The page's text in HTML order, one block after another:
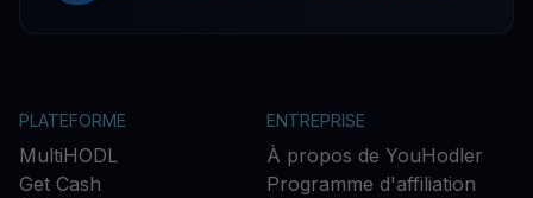
PLATEFORME
MultiHODL
Get Cash
ENTREPRISE
À propos de YouHodler
Programme d'affiliation